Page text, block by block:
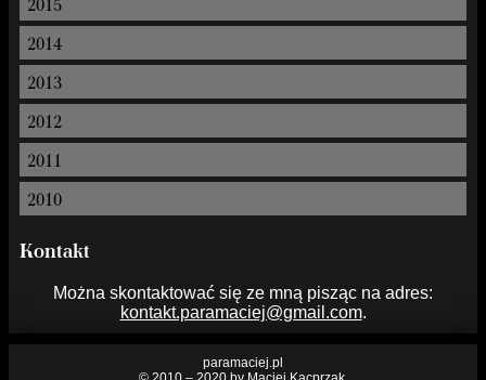
2014
2013
2012
2011
2010
Kontakt
Można skontaktować się ze mną pisząc na adres:
kontakt.paramaciej@gmail.com.
paramaciej.pl